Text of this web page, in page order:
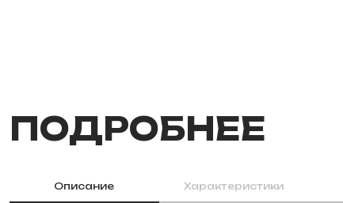
ПОДРОБНЕЕ
Описание Характеристики